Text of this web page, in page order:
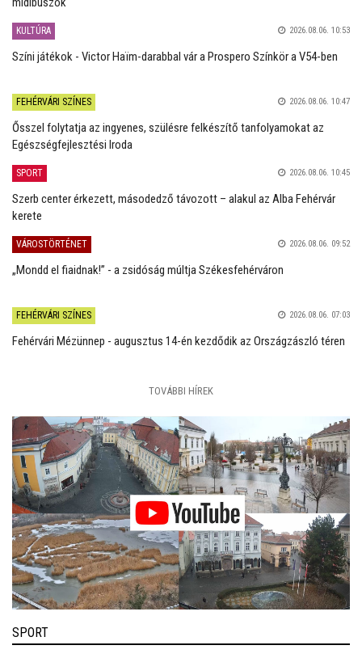
KULTÚRA 2026.08.06. 10:53
Színi játékok - Victor Haïm-darabbal vár a Prospero Színkör a V54-ben
FEHÉRVÁRI SZÍNES 2026.08.06. 10:47
Ősszel folytatja az ingyenes, szülésre felkészítő tanfolyamokat az
Egészségfejlesztési Iroda
SPORT 2026.08.06. 10:45
Szerb center érkezett, másodedző távozott – alakul az Alba Fehérvár
kerete
VÁROSTÖRTÉNET 2026.08.06. 09:52
„Mondd el fiaidnak!” - a zsidóság múltja Székesfehérváron
FEHÉRVÁRI SZÍNES 2026.08.06. 07:03
Fehérvári Mézünnep - augusztus 14-én kezdődik az Országzászló téren
TOVÁBBI HÍREK
SPORT